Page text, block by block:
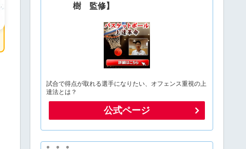
樹 監修】
試合で得点が取れる選手になりたい、オフェンス重視の上
達法とは？
公式ページ